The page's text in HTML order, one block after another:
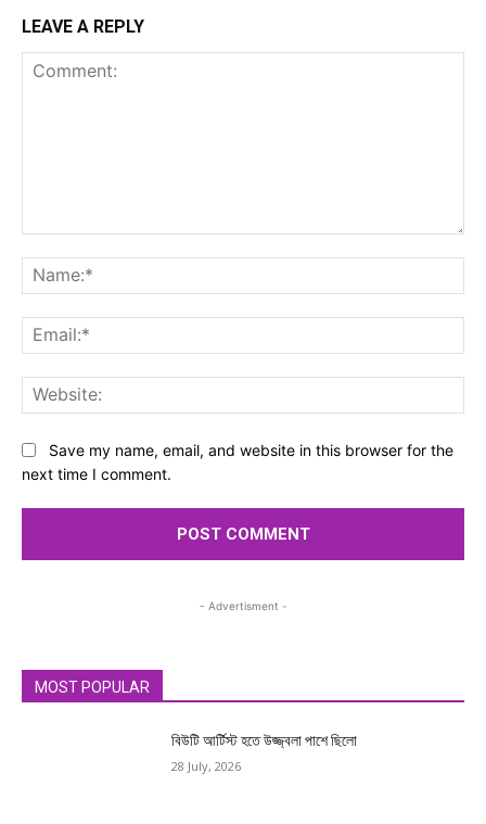
LEAVE A REPLY
Save my name, email, and website in this browser for the
next time I comment.
- Advertisment -
MOST POPULAR
বিউটি আর্টিস্ট হতে উজ্জ্বলা পাশে ছিলো
28 July, 2026